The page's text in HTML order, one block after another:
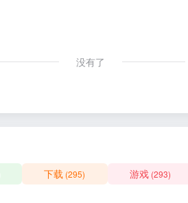
没有了
下载 (295) 游戏(293)